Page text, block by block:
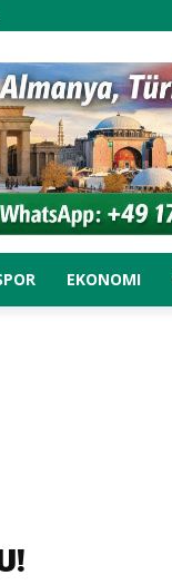
EKONOMI